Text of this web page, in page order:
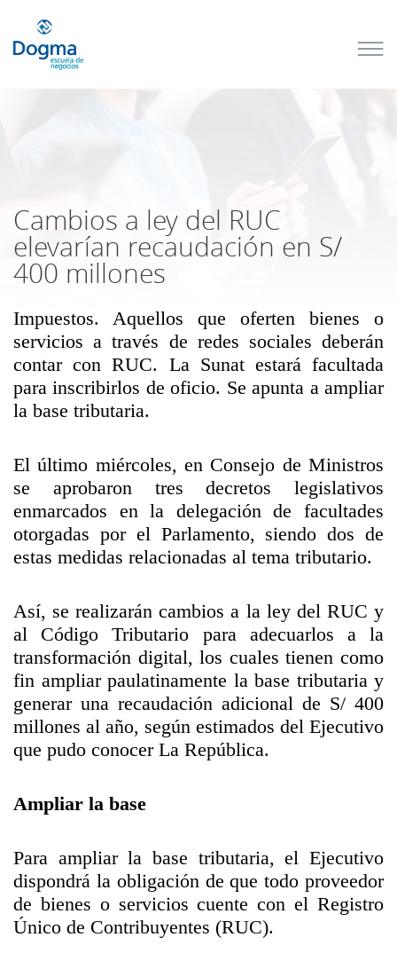
Cambios a ley del RUC
elevarían recaudación en S/
400 millones
Impuestos. Aquellos que oferten bienes o
servicios a través de redes sociales deberán
contar con RUC. La Sunat estará facultada
para inscribirlos de oficio. Se apunta a ampliar
la base tributaria.
El último miércoles, en Consejo de Ministros
se aprobaron tres decretos legislativos
enmarcados en la delegación de facultades
otorgadas por el Parlamento, siendo dos de
estas medidas relacionadas al tema tributario.
Así, se realizarán cambios a la ley del RUC y
al Código Tributario para adecuarlos a la
transformación digital, los cuales tienen como
fin ampliar paulatinamente la base tributaria y
generar una recaudación adicional de S/ 400
millones al año, según estimados del Ejecutivo
que pudo conocer La República.
Ampliar la base
Para ampliar la base tributaria, el Ejecutivo
dispondrá la obligación de que todo proveedor
de bienes o servicios cuente con el Registro
Único de Contribuyentes (RUC).
próximos